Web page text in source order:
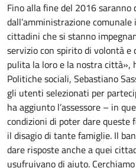
Fino alla fine del 2016
dall’amministrazione
cittadini che si stanno
servizio con spirito di volontà e
pulita la loro e la nostra città»,
Politiche sociali, Sebastiano
gli utenti selezionati per
ha aggiunto l’assessore – in
condizioni di poter dare queste
il disagio di tante famiglie. Il
dare risposte anche a quei
usufruivano di aiuto.